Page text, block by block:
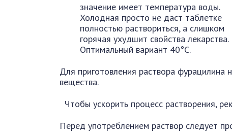
значение имеет температура воды.
Холодная просто не даст таблетке
полностью раствориться, а слишком
горячая ухудшит свойства лекарства.
Оптимальный вариант 40°C.
Для приготовления раствора фурацилина
вещества.
Чтобы ускорить процесс растворения,
Перед употреблением раствор следует